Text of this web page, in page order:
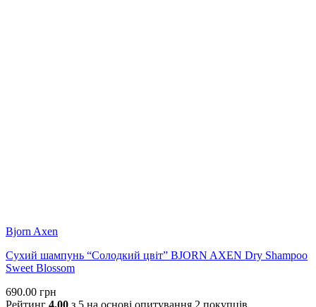
Bjorn Axen
Сухий шампунь “Солодкий цвіт” BJORN AXEN Dry Shampoo
Sweet Blossom
690.00 грн
Рейтинг 4.00 з 5 на основі опитування 2 покупців